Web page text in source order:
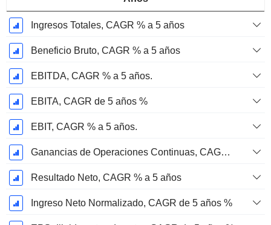
Ingresos Totales, CAGR % a 5 años
Beneficio Bruto, CAGR % a 5 años
EBITDA, CAGR % a 5 años.
EBITA, CAGR de 5 años %
EBIT, CAGR % a 5 años.
Ganancias de Operaciones Continuas, CAGR de 5 Años %
Resultado Neto, CAGR % a 5 años
Ingreso Neto Normalizado, CAGR de 5 años %